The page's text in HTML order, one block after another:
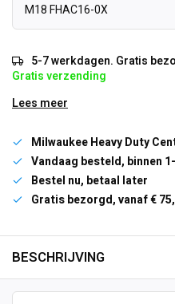
M18 FHAC16-0X
5-7 werkdagen. Gratis
Gratis verzending
Lees meer
Milwaukee Heavy Duty
Vandaag besteld, binnen
Bestel nu, betaal later
Gratis bezorgd, vanaf €
BESCHRIJVING